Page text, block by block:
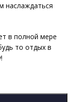
наслаждаться
в полной мере
то отдых в